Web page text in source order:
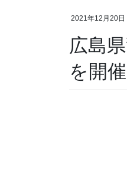
2021年12月20日
広島県警で「広島県『減らそう犯罪』推進会議」
を開催